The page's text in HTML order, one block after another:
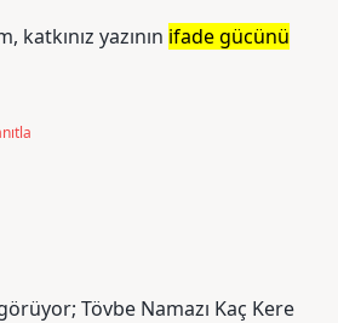
katkınız yazının ifade gücünü
Tövbe Namazı Kaç Kere